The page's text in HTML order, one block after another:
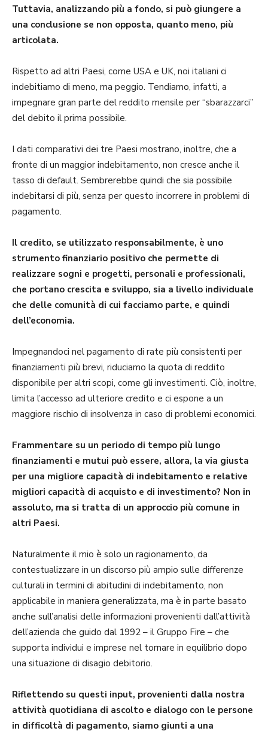
Tuttavia, analizzando più a fondo, si può giungere a
una conclusione se non opposta, quanto meno, più
articolata.
Rispetto ad altri Paesi, come USA e UK, noi italiani ci
indebitiamo di meno, ma peggio. Tendiamo, infatti, a
impegnare gran parte del reddito mensile per “sbarazzarci”
del debito il prima possibile.
I dati comparativi dei tre Paesi mostrano, inoltre, che a
fronte di un maggior indebitamento, non cresce anche il
tasso di default. Sembrerebbe quindi che sia possibile
indebitarsi di più, senza per questo incorrere in problemi di
pagamento.
Il credito, se utilizzato responsabilmente, è uno
strumento finanziario positivo che permette di
realizzare sogni e progetti, personali e professio­nali,
che portano crescita e sviluppo, sia a livello individuale
che delle co­munità di cui facciamo parte, e quindi
dell’economia.
Impegnandoci nel pagamento di rate più consistenti per
finanziamenti più brevi, riduciamo la quota di reddito
disponibile per altri scopi, come gli investimenti. Ciò, inoltre,
limita l’accesso ad ulteriore credito e ci espone a un
maggiore rischio di insolvenza in caso di problemi economici.
Frammentare su un periodo di tempo più lungo
finanziamenti e mutui può essere, allora, la via giusta
per una migliore capacità di indebitamento e relative
migliori capacità di acquisto e di investimento? Non in
assoluto, ma si tratta di un approccio più comune in
altri Paesi.
Naturalmente il mio è solo un ragionamento, da
contestualizzare in un discorso più ampio sulle differenze
culturali in termini di abi­tudini di indebitamento, non
applicabile in maniera generalizzata, ma è in parte basato
anche sull’analisi delle informazioni provenienti dall’attività
dell’azienda che guido dal 1992 – il Gruppo Fire – che
supporta individui e imprese nel tornare in equilibrio dopo
una situazione di disagio debitorio.
Riflettendo su questi input, provenienti dalla nostra
attività quotidiana di ascolto e dialogo con le persone
in difficoltà di pagamento, siamo giunti a una